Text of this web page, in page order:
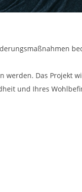
werden. Das Projekt
und Ihres